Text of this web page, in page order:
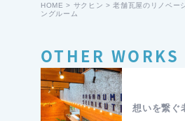
HOME > サクヒン >老舗瓦屋のリノベー
ングルーム
OTHER WORKS
想いを繋ぐ